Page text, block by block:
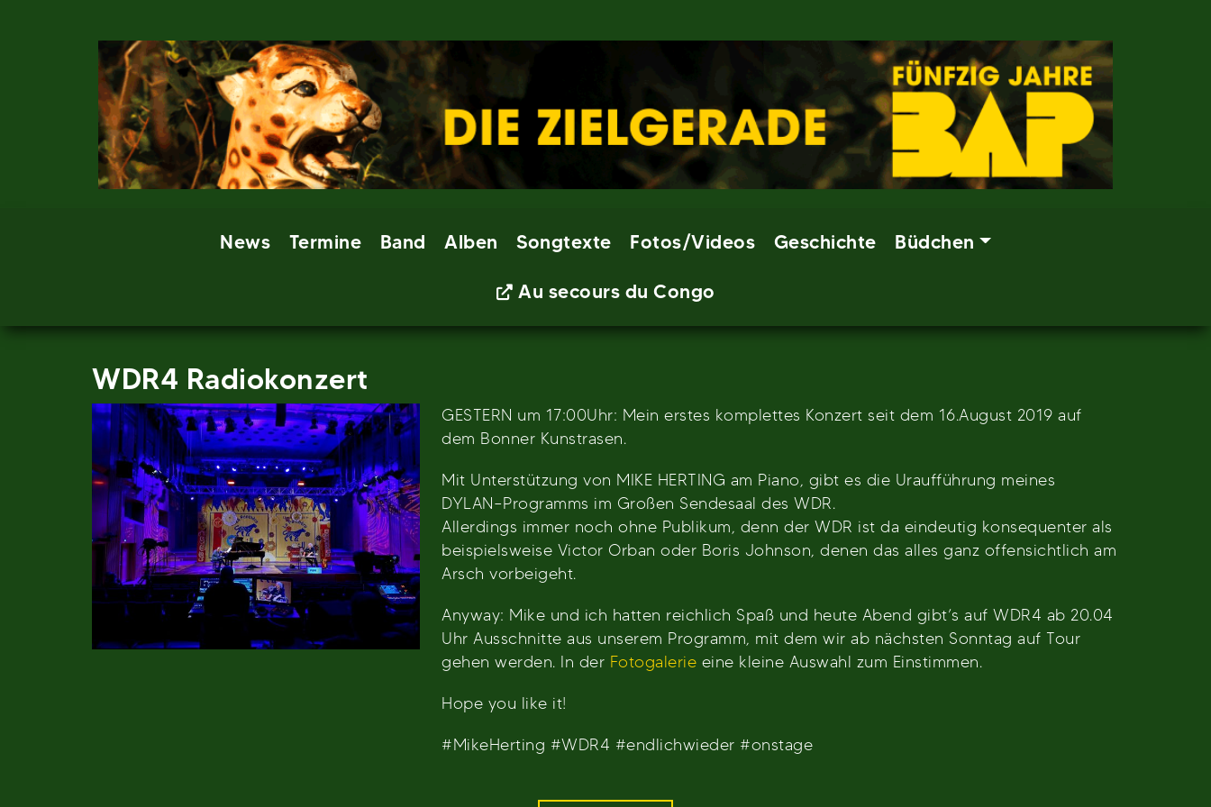
News Termine Band Alben Songtexte Fotos/Videos Geschichte Büdchen
Au secours du Congo
WDR4 Radiokonzert
GESTERN um 17:00Uhr: Mein erstes komplettes Konzert seit dem 16.August 2019 auf
dem Bonner Kunstrasen.
Mit Unterstützung von MIKE HERTING am Piano, gibt es die Uraufführung meines
DYLAN–Programms im Großen Sendesaal des WDR.
Allerdings immer noch ohne Publikum, denn der WDR ist da eindeutig konsequenter als
beispielsweise Victor Orban oder Boris Johnson, denen das alles ganz offensichtlich am
Arsch vorbeigeht.
Anyway: Mike und ich hatten reichlich Spaß und heute Abend gibt’s auf WDR4 ab 20.04
Uhr Ausschnitte aus unserem Programm, mit dem wir ab nächsten Sonntag auf Tour
gehen werden. In der Fotogalerie eine kleine Auswahl zum Einstimmen.
Hope you like it!
#MikeHerting #WDR4 #endlichwieder #onstage